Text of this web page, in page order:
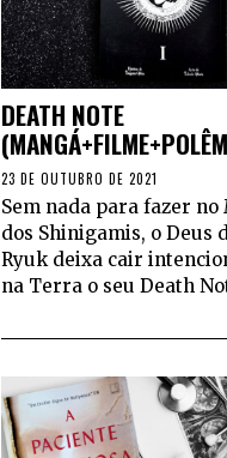
DEATH NOTE
23 DE OUTUBRO DE 2021
Sem nada para fazer no
dos Shinigamis, o Deus
Ryuk deixa cair
na Terra o seu Death